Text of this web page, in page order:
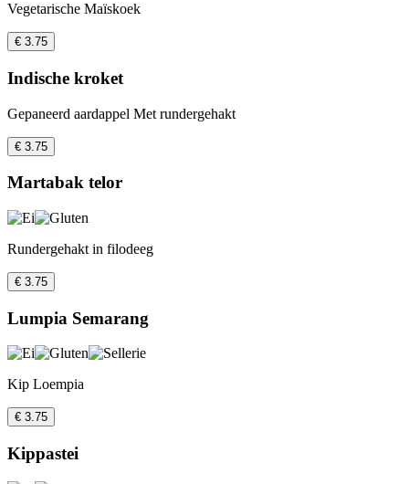
Vegetarische Maïskoek
€ 3.75
Indische kroket
Gepaneerd aardappel Met rundergehakt
€ 3.75
Martabak telor
Rundergehakt in filodeeg
€ 3.75
Lumpia Semarang
Kip Loempia
€ 3.75
Kippastei